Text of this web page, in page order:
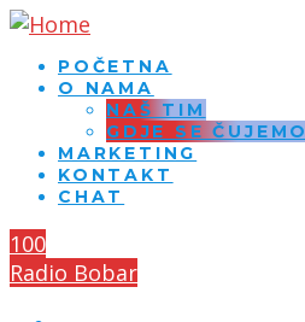
POČETNA
O NAMA
NAŠ TIM
GDJE SE ČUJEMO
MARKETING
KONTAKT
CHAT
100
Radio Bobar